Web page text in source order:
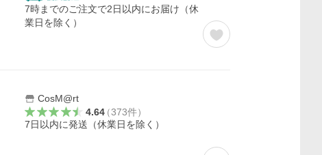
7時までのご注文で2日以内にお届け（休
業日を除く）
CosM@rt
4.64（373件）
7日以内に発送（休業日を除く）